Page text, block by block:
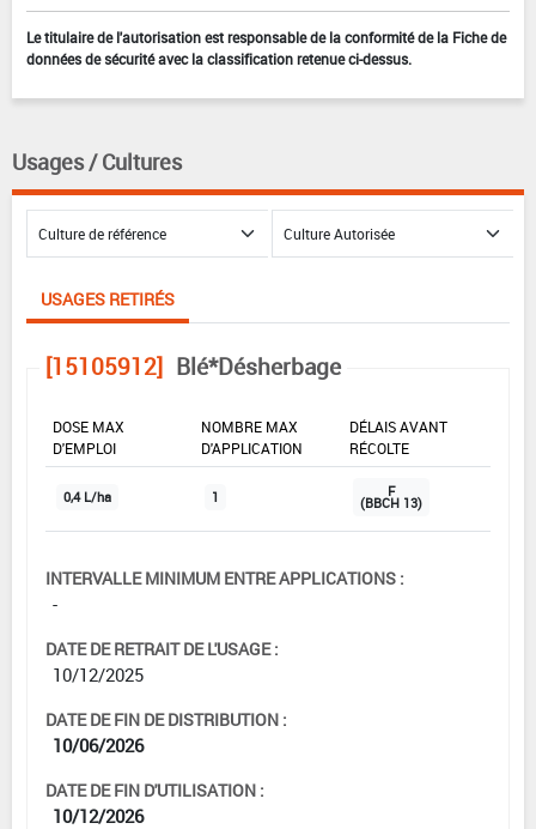
Le titulaire de l'autorisation est responsable de la conformité de la Fiche de
données de sécurité avec la classification retenue ci-dessus.
Usages / Cultures
USAGES RETIRÉS
[15105912] Blé*Désherbage
DOSE MAX
D'EMPLOI
NOMBRE MAX
D'APPLICATION
DÉLAIS AVANT
RÉCOLTE
0,4 L/ha 1 F
(BBCH 13)
INTERVALLE MINIMUM ENTRE APPLICATIONS :
-
DATE DE RETRAIT DE L'USAGE :
10/12/2025
DATE DE FIN DE DISTRIBUTION :
10/06/2026
DATE DE FIN D'UTILISATION :
10/12/2026